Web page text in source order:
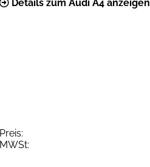
Details zum Audi A4 anzeigen
Preis:
MWSt: